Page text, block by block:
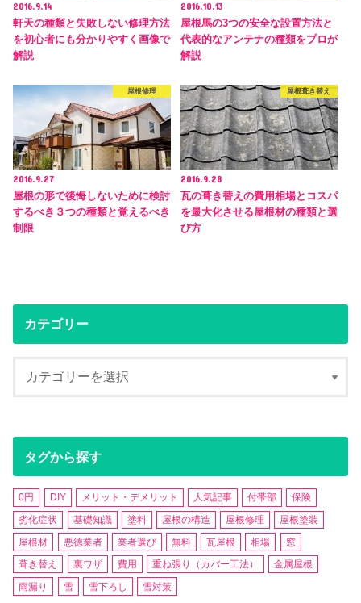
2016.9.14
軒天の種類と失敗しない修理方法
を初心者にも分かりやすく画像で
解説
2016.10.13
屋根馬の3つの安全な設置方法と
代表的なアンテナの種類をプロが
解説
屋根修理
2016.9.27
屋根の形で後悔しないために検討
するべき３つの種類と覚えるべき
制限
屋根葺き替え
2016.9.28
瓦の葺き替えの費用相場とコスパ
を最大化させる屋根材の種類と選
び方
カテゴリー
タグから探す
0円 DIY メリット・デメリット 人気記事 付帯部
保険
劣化症状
基礎知識 塗料 屋根の構造 屋根修理
屋根塗装
屋根材
悪徳業者 業者選び 無料 瓦屋根 相場
窓
葺き替え
裏ワザ 費用 重ね張り（カバー工法）
金属屋根
雨漏り
雪 雪下ろし 雪対策